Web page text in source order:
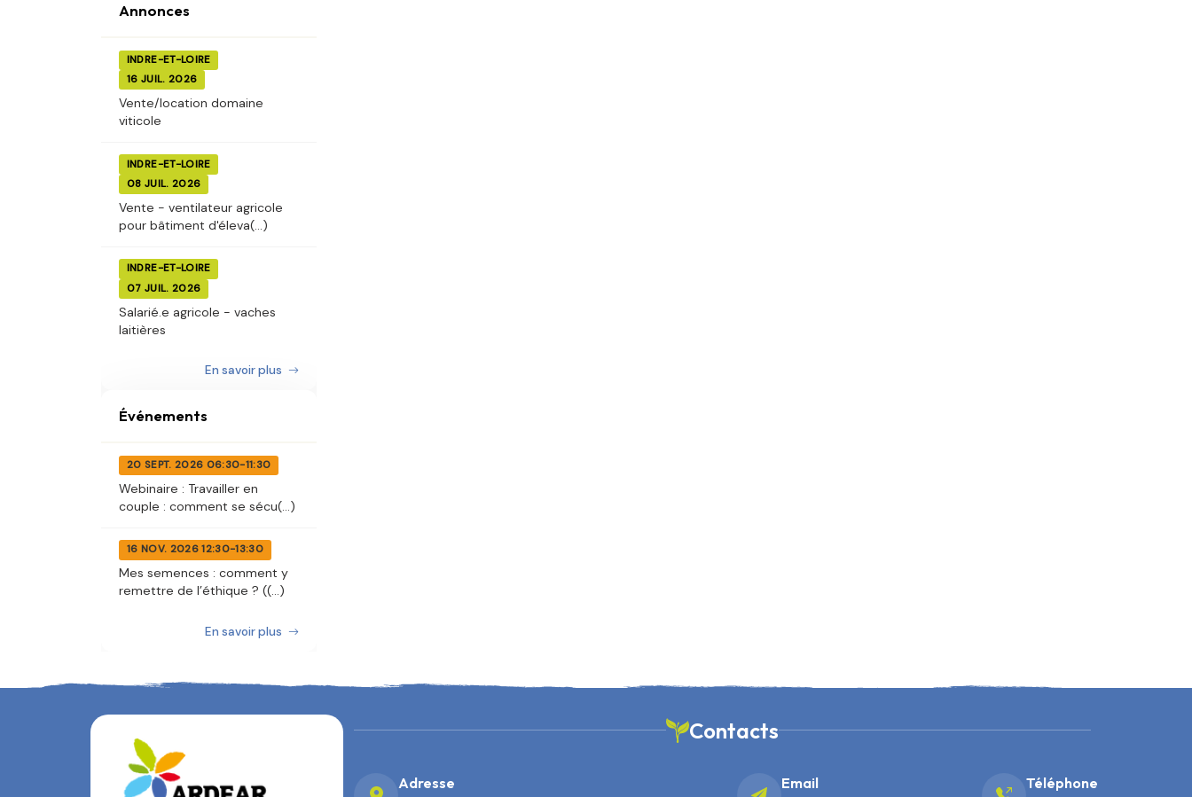
Annonces
INDRE-ET-LOIRE
16 JUIL. 2026
Vente/location domaine
viticole
INDRE-ET-LOIRE
08 JUIL. 2026
Vente - ventilateur agricole
pour bâtiment d'éleva(...)
INDRE-ET-LOIRE
07 JUIL. 2026
Salarié.e agricole - vaches
laitières
En savoir plus
Événements
20 SEPT. 2026 06:30-11:30
Webinaire : Travailler en
couple : comment se sécu(...)
16 NOV. 2026 12:30-13:30
Mes semences : comment y
remettre de l’éthique ? ((...)
En savoir plus
Contacts
Adresse Email Téléphone